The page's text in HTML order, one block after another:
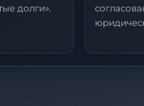
долги».